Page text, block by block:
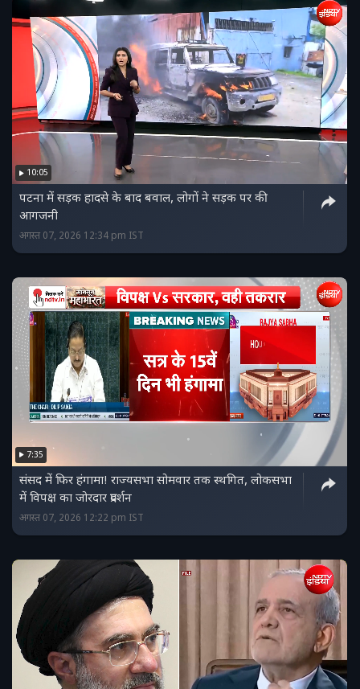
10:05
पटना में सड़क हादसे के बाद बवाल, लोगों ने सड़क पर की
आगजनी
अगस्त 07, 2026 12:34 pm IST
7:35
संसद में फिर हंगामा! राज्यसभा सोमवार तक स्थगित, लोकसभा
में विपक्ष का जोरदार प्रदर्शन
अगस्त 07, 2026 12:22 pm IST